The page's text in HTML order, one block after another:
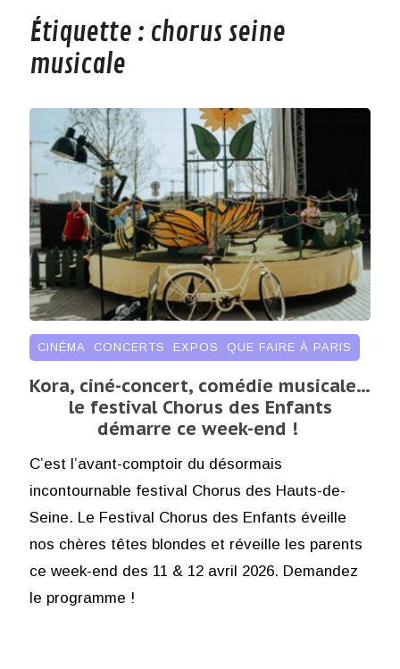
Étiquette : chorus seine
musicale
CINÉMA CONCERTS EXPOS QUE FAIRE À PARIS
Kora, ciné-concert, comédie musicale…
le festival Chorus des Enfants
démarre ce week-end !
C’est l’avant-comptoir du désormais
incontournable festival Chorus des Hauts-de-
Seine. Le Festival Chorus des Enfants éveille
nos chères têtes blondes et réveille les parents
ce week-end des 11 & 12 avril 2026. Demandez
le programme !